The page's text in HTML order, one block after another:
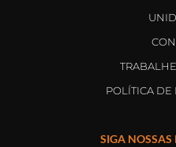
POLÍTICA DE
SIGA NOSSAS